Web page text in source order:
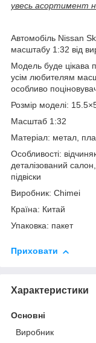
увесь асортимент
Автомобіль Nissan
масштабу 1:32 від
Модель буде цікава
усім любителям
особливо
Розмір моделі:
Масштаб 1:32
Матеріал: метал,
Особливості:
деталізований салон,
підвіски
Виробник: Chimei
Країна: Китай
Упаковка: пакет
Приховати
Характеристики
Основні
Виробник